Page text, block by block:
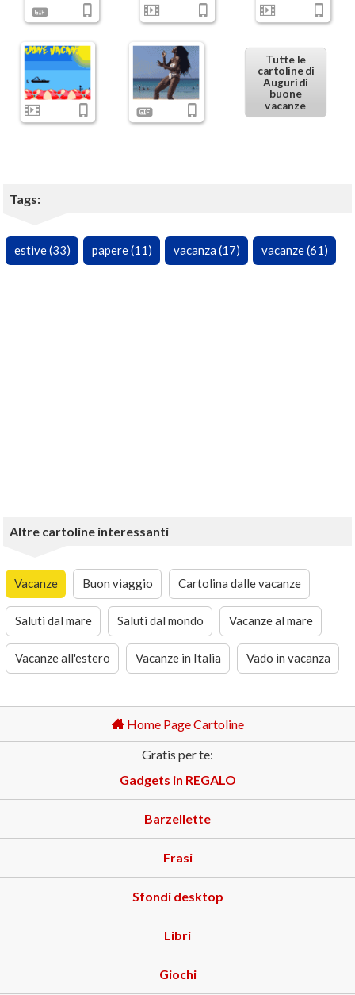
Tutte le
cartoline di
Auguri di
buone
vacanze
Tags:
estive (33) papere (11) vacanza (17) vacanze (61)
Altre cartoline interessanti
Vacanze Buon viaggio Cartolina dalle vacanze
Saluti dal mare Saluti dal mondo Vacanze al mare
Vacanze all'estero Vacanze in Italia Vado in vacanza
Home Page Cartoline
Gratis per te:
Gadgets in REGALO
Barzellette
Frasi
Sfondi desktop
Libri
Giochi